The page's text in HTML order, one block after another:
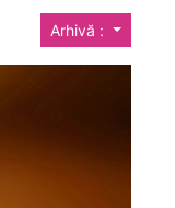
Arhivă :